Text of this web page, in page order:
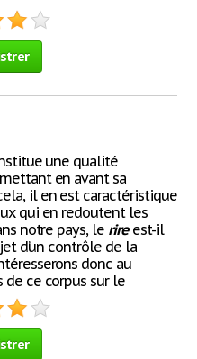
une qualité
en avant sa
il en est caractéristique
qui en redoutent les
notre pays, le rireest-il
d’un contrôle de la
donc au
de ce corpus sur le